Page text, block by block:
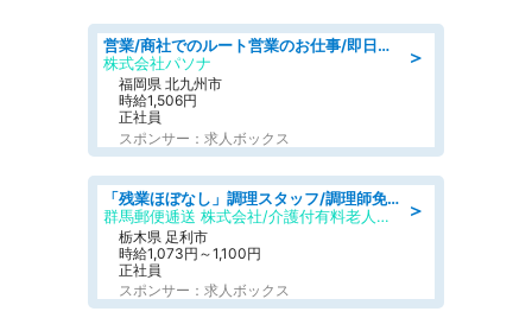
＞
営業/商社でのルート営業のお仕事/即日勤務可/車通勤可/営業
株式会社パソナ
福岡県 北九州市
時給1,506円
正社員
スポンサー：求人ボックス
＞
「残業ほぼなし」調理スタッフ/調理師免許必須/正職員/日勤のみ/介護付き有料老人ホーム/社会保障完備
群馬郵便逓送 株式会社/介護付有料老人ホーム ふる里
栃木県 足利市
時給1,073円～1,100円
正社員
スポンサー：求人ボックス